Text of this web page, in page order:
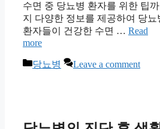
수면 중 당뇨병 환자를 위한 팁까
지 다양한 정보를 제공하여 당뇨
환자들이 건강한 수면 … Read
more
Categories
당뇨병 Leave a comment